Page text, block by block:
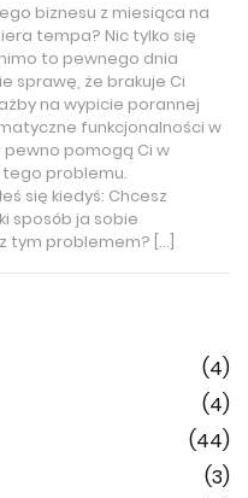
biznesu z miesiąca na
tempa? Nic tylko się
to pewnego dnia
sprawę, że brakuje Ci
na wypicie porannej
funkcjonalności w
pewno pomogą Ci w
problemu.
się kiedyś: Chcesz
sposób ja sobie
tym problemem? […]
(4)
(4)
(44)
(3)